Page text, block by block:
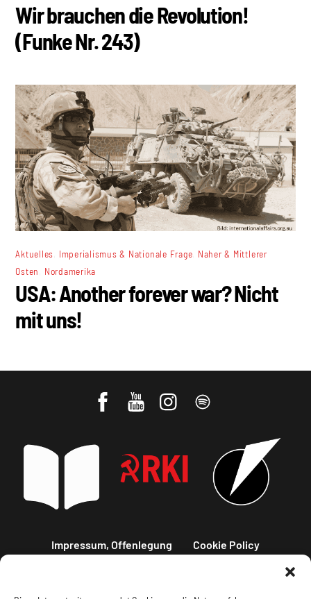
Wir brauchen die Revolution!
(Funke Nr. 243)
Aktuelles Imperialismus & Nationale Frage Naher & Mittlerer
Osten
Nordamerika
USA: Another forever war? Nicht
mit uns!
Impressum, Offenlegung Cookie Policy